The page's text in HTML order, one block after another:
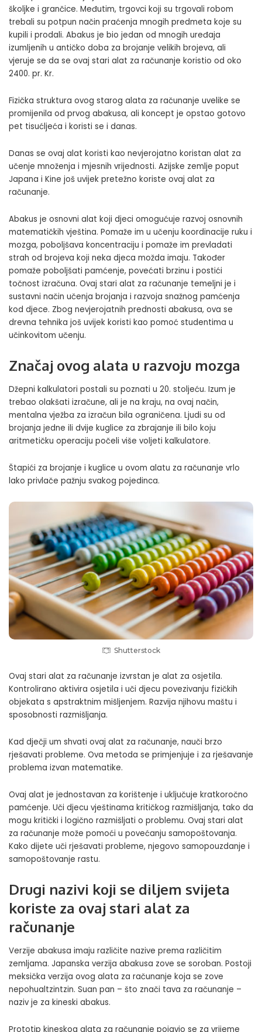
školjke i grančice. Međutim, trgovci koji su trgovali robom
trebali su potpun način praćenja mnogih predmeta koje su
kupili i prodali. Abakus je bio jedan od mnogih uređaja
izumljenih u antičko doba za brojanje velikih brojeva, ali
vjeruje se da se ovaj stari alat za računanje koristio od oko
2400. pr. Kr.
Fizička struktura ovog starog alata za računanje uvelike se
promijenila od prvog abakusa, ali koncept je opstao gotovo
pet tisućljeća i koristi se i danas.
Danas se ovaj alat koristi kao nevjerojatno koristan alat za
učenje množenja i mjesnih vrijednosti. Azijske zemlje poput
Japana i Kine još uvijek pretežno koriste ovaj alat za
računanje.
Abakus je osnovni alat koji djeci omogućuje razvoj osnovnih
matematičkih vještina. Pomaže im u učenju koordinacije ruku i
mozga, poboljšava koncentraciju i pomaže im prevladati
strah od brojeva koji neka djeca možda imaju. Također
pomaže poboljšati pamćenje, povećati brzinu i postići
točnost izračuna. Ovaj stari alat za računanje temeljni je i
sustavni način učenja brojanja i razvoja snažnog pamćenja
kod djece. Zbog nevjerojatnih prednosti abakusa, ova se
drevna tehnika još uvijek koristi kao pomoć studentima u
učinkovitom učenju.
Značaj ovog alata u razvoju mozga
Džepni kalkulatori postali su poznati u 20. stoljeću. Izum je
trebao olakšati izračune, ali je na kraju, na ovaj način,
mentalna vježba za izračun bila ograničena. Ljudi su od
brojanja jedne ili dvije kuglice za zbrajanje ili bilo koju
aritmetičku operaciju počeli više voljeti kalkulatore.
Štapići za brojanje i kuglice u ovom alatu za računanje vrlo
lako privlače pažnju svakog pojedinca.
Shutterstock
Ovaj stari alat za računanje izvrstan je alat za osjetila.
Kontrolirano aktivira osjetila i uči djecu povezivanju fizičkih
objekata s apstraktnim mišljenjem. Razvija njihovu maštu i
sposobnosti razmišljanja.
Kad dječji um shvati ovaj alat za računanje, nauči brzo
rješavati probleme. Ova metoda se primjenjuje i za rješavanje
problema izvan matematike.
Ovaj alat je jednostavan za korištenje i uključuje kratkoročno
pamćenje. Uči djecu vještinama kritičkog razmišljanja, tako da
mogu kritički i logično razmišljati o problemu. Ovaj stari alat
za računanje može pomoći u povećanju samopoštovanja.
Kako dijete uči rješavati probleme, njegovo samopouzdanje i
samopoštovanje rastu.
Drugi nazivi koji se diljem svijeta
koriste za ovaj stari alat za
računanje
Verzije abakusa imaju različite nazive prema različitim
zemljama. Japanska verzija abakusa zove se soroban. Postoji
meksička verzija ovog alata za računanje koja se zove
nepohualtzintzin. Suan pan – što znači tava za računanje –
naziv je za kineski abakus.
Prototip kineskog alata za računanje pojavio se za vrijeme